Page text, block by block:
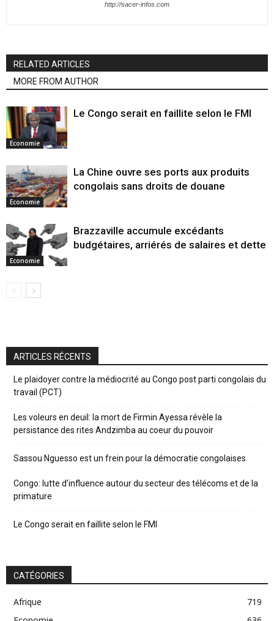
http://sacer-infos.com
RELATED ARTICLES
MORE FROM AUTHOR
Economie
Le Congo serait en faillite selon le FMI
Economie
La Chine ouvre ses ports aux produits
congolais sans droits de douane
Economie
Brazzaville accumule excédants
budgétaires, arriérés de salaires et dette
ARTICLES RÉCENTS
Le plaidoyer contre la médiocrité au Congo post parti congolais du
travail (PCT)
Les voleurs en deuil: la mort de Firmin Ayessa révèle la
persistance des rites Andzimba au coeur du pouvoir
Sassou Nguesso est un frein pour la démocratie congolaises
Congo: lutte d’influence autour du secteur des télécoms et de la
primature
Le Congo serait en faillite selon le FMI
CATÉGORIES
Afrique
719